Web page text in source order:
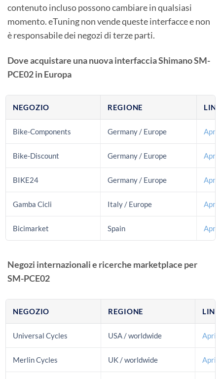
contenuto incluso possono cambiare in qualsiasi
momento. eTuning non vende queste interfacce e non
è responsabile dei negozi di terze parti.
Dove acquistare una nuova interfaccia Shimano SM-
PCE02 in Europa
NEGOZIO REGIONE
Bike-Components Germany / Europe Apri
Bike-Discount Germany / Europe Apri
BIKE24 Germany / Europe Apri
Gamba Cicli Italy / Europe Apri
Bicimarket Spain Apri
Negozi internazionali e ricerche marketplace per
SM-PCE02
NEGOZIO REGIONE LINK
Universal Cycles USA / worldwide Apri
Merlin Cycles UK / worldwide Apri